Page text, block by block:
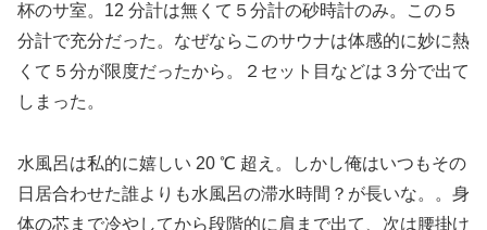
杯のサ室。12 分計は無くて５分計の砂時計のみ。この５
分計で充分だった。なぜならこのサウナは体感的に妙に熱
くて５分が限度だったから。２セット目などは３分で出て
しまった。
水風呂は私的に嬉しい 20 ℃ 超え。しかし俺はいつもその
日居合わせた誰よりも水風呂の滞水時間？が長いな。。身
体の芯まで冷やしてから段階的に肩まで出て、次は腰掛け